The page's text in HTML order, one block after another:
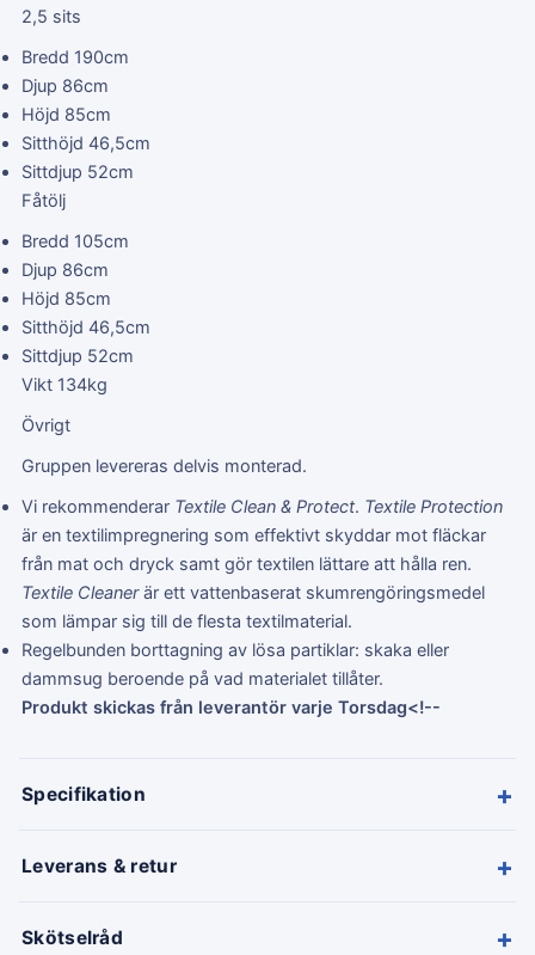
2,5 sits
Bredd 190cm
Djup 86cm
Höjd 85cm
Sitthöjd 46,5cm
Sittdjup 52cm
Fåtölj
Bredd 105cm
Djup 86cm
Höjd 85cm
Sitthöjd 46,5cm
Sittdjup 52cm
Vikt 134kg
Övrigt
Gruppen levereras delvis monterad.
Vi rekommenderar Textile Clean & Protect. Textile Protection
är en textilimpregnering som effektivt skyddar mot fläckar
från mat och dryck samt gör textilen lättare att hålla ren.
Textile Cleaner är ett vattenbaserat skumrengöringsmedel
som lämpar sig till de flesta textilmaterial.
Regelbunden borttagning av lösa partiklar: skaka eller
dammsug beroende på vad materialet tillåter.
Produkt skickas från leverantör varje Torsdag<!--
Specifikation +
Leverans & retur +
Skötselråd +